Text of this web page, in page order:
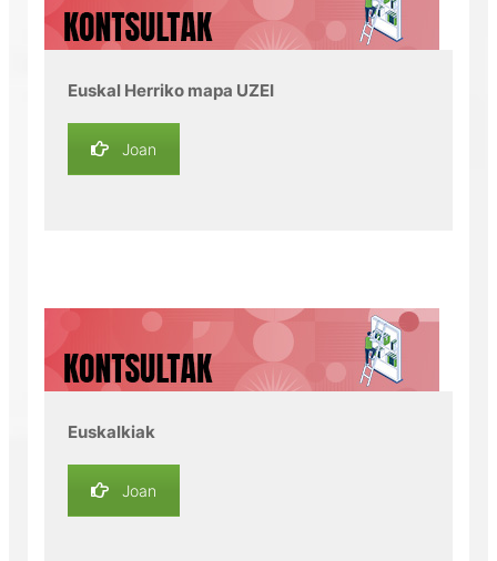
Euskal Herriko mapa UZEI
Joan
Euskalkiak
Joan